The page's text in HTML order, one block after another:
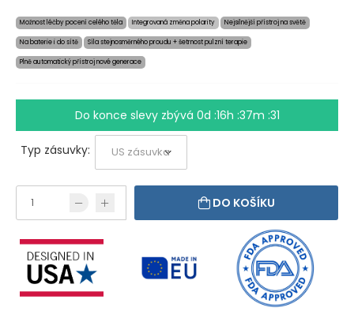
Možnost léčby pocení celého těla Integrovaná změna polarity Nejsilnější přístroj na světě
Na baterie i do sítě Síla stejnosměrného proudu + šetrnost pulzní terapie
Plně automatický přístroj nové generace
Do konce slevy zbývá 0d :16h :37m :31
Typ zásuvky:
DO KOŠÍKU